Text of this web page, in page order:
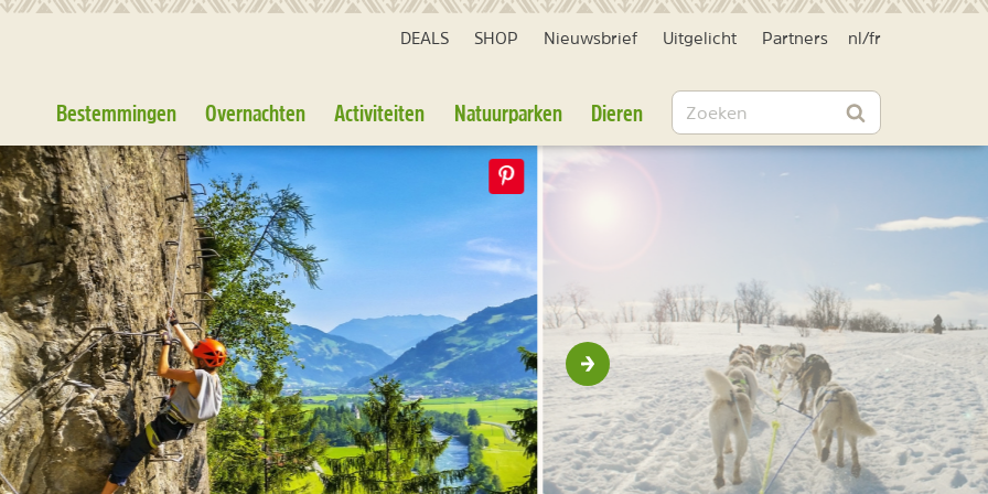
DEALS SHOP Nieuwsbrief Uitgelicht Partners nl /fr
Bestemmingen Overnachten Activiteiten Natuurparken Dieren Zoeken
Zoeken
Volgende